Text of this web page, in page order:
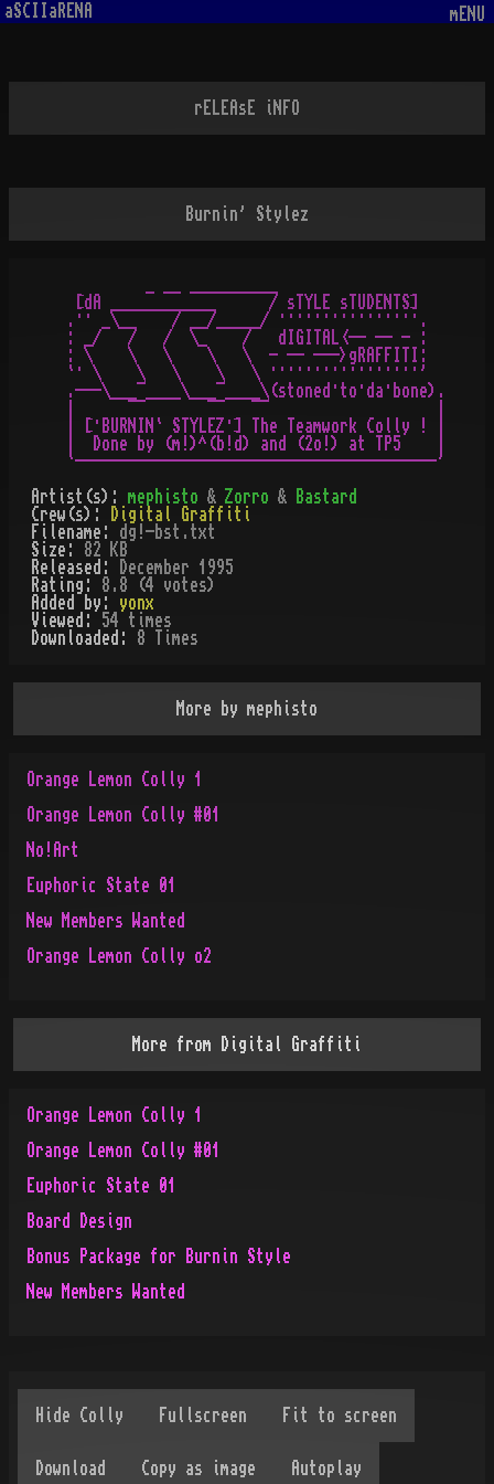
aSCIIaRENA mENU
rELEAsE iNFO
Burnin' Stylez
  [dA ____________      / sTYLE sTUDENTS]
.·· _\__    / __/_____/ ················.
: _/   /   /  \_    /   dIGITAL<-- -- - :
: \    \   \    \   \  - -- --->gRAFFITI:
`· \    \   \    \   \ ·················'
.---\___¯____\___¯____\(stoned·to·da·bone).
| [·BURNIN` STYLEZ·] The Teamwork Colly ! |
|  Done by (m!)^(b!d) and (2o!) at TP5    |
Artist(s): mephisto & Zorro &
Bastard
Crew(s):
Digital Graffiti
Filename: dg!-bst.txt
Size: 82 KB
Released:
December 1995
Rating: 8.8 (4 votes)
Added by: yonx
Viewed: 54 times
Downloaded: 8 Times
More by mephisto
Orange Lemon Colly 1
Orange Lemon Colly #01
No!Art
Euphoric State 01
New Members Wanted
Orange Lemon Colly o2
More from Digital Graffiti
Orange Lemon Colly 1
Orange Lemon Colly #01
Euphoric State 01
Board Design
Bonus Package for Burnin Style
New Members Wanted